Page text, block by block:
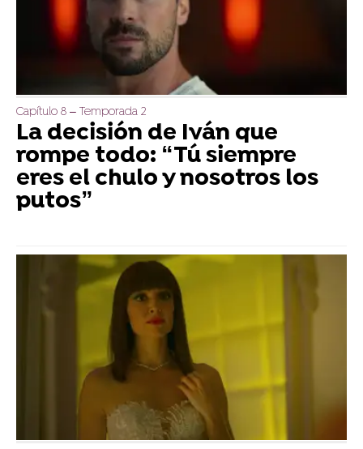
Capítulo 8 – Temporada 2
La decisión de Iván que
rompe todo: “Tú siempre
eres el chulo y nosotros los
putos”